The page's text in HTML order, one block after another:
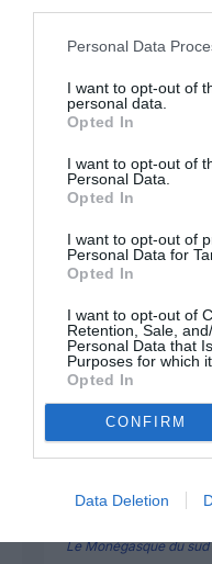
Personal Data
I want to opt-out of
personal data.
Opted In
I want to opt-out of
Personal Data.
Opted In
I want to opt-out of
Personal Data for
Opted In
I want to opt-out of
Retention, Sale,
Personal Data that
Purposes for which
Opted In
CONFIRM
Data Deletion
Soutenez Air
a commenté
19 h 23 sans escale :
Le Monégasque du